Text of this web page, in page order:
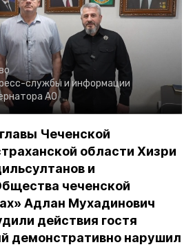
службы и информации
АО
Чеченской
области Хизри
и
чеченской
Адлан Мухадинович
действия гостя
демонстративно нарушил